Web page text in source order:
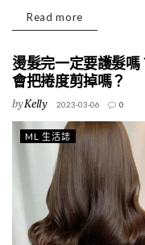
Read more
燙髮完一定要護髮
會把捲度剪掉嗎？
byKelly 2023-03-06 0
ML 生活誌